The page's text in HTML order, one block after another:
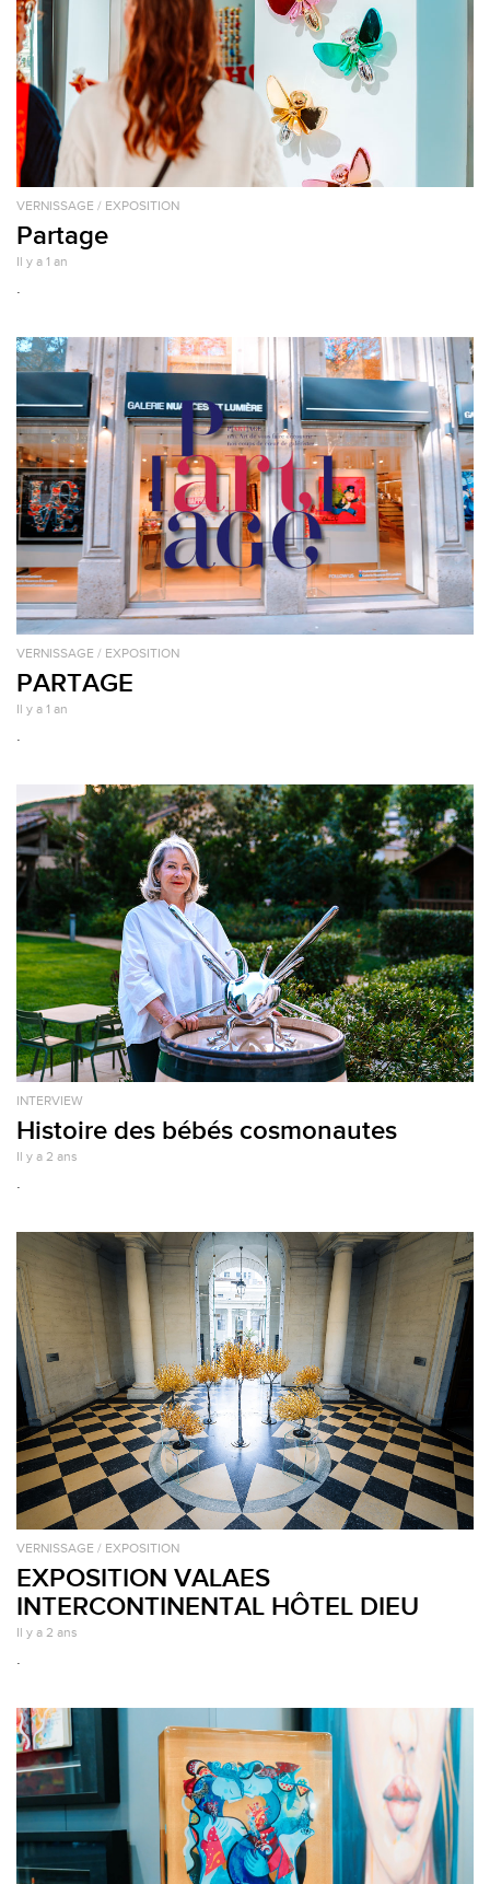
VERNISSAGE / EXPOSITION
Partage
Il y a 1 an
.
VERNISSAGE / EXPOSITION
PARTAGE
Il y a 1 an
.
INTERVIEW
Histoire des bébés cosmonautes
Il y a 2 ans
.
VERNISSAGE / EXPOSITION
EXPOSITION VALAES
INTERCONTINENTAL HÔTEL DIEU
Il y a 2 ans
.